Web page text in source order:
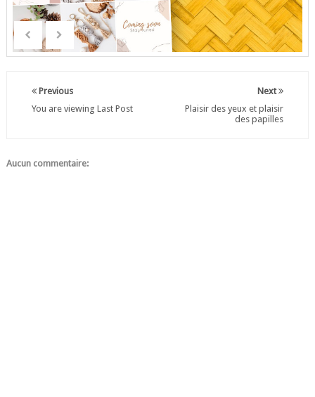
Next
Plaisir des yeux et plaisir
des papilles
Previous
You are viewing Last Post
Aucun commentaire: